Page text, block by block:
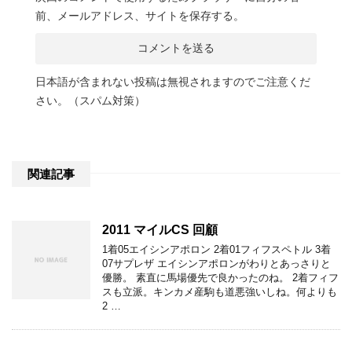
前、メールアドレス、サイトを保存する。
日本語が含まれない投稿は無視されますのでご注意くだ
さい。（スパム対策）
関連記事
2011 マイルCS 回顧
1着05エイシンアポロン 2着01フィフスペトル 3着
07サプレザ エイシンアポロンがわりとあっさりと
優勝。 素直に馬場優先で良かったのね。 2着フィフ
スも立派。キンカメ産駒も道悪強いしね。何よりも
2 …